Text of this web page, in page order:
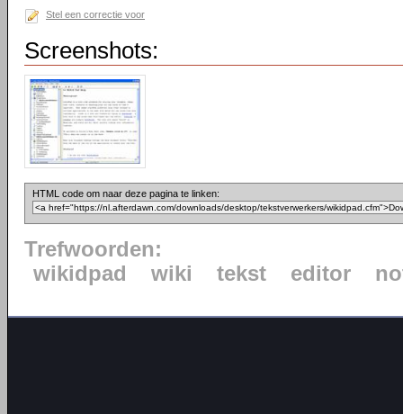
Stel een correctie voor
Screenshots:
HTML code om naar deze pagina te linken:
Trefwoorden:
wikidpad
wiki tekst editor